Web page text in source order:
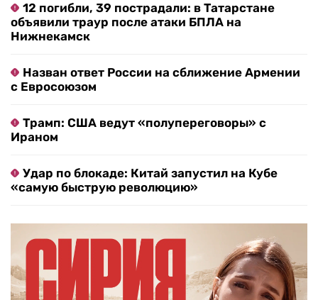
12 погибли, 39 пострадали: в Татарстане
объявили траур после атаки БПЛА на
Нижнекамск
Назван ответ России на сближение Армении
с Евросоюзом
Трамп: США ведут «полупереговоры» с
Ираном
Удар по блокаде: Китай запустил на Кубе
«самую быструю революцию»